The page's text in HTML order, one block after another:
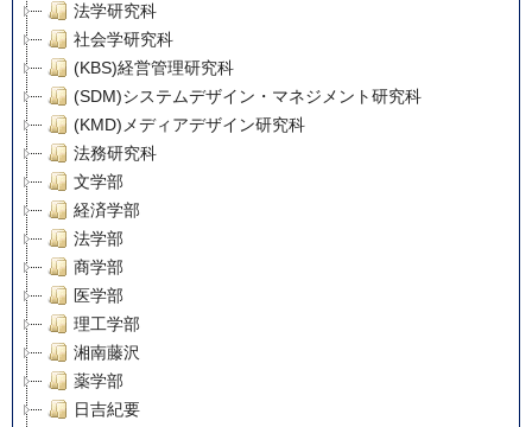
法学研究科
社会学研究科
(KBS)経営管理研究科
(SDM)システムデザイン・マネジメント研究科
(KMD)メディアデザイン研究科
法務研究科
文学部
経済学部
法学部
商学部
医学部
理工学部
湘南藤沢
薬学部
日吉紀要